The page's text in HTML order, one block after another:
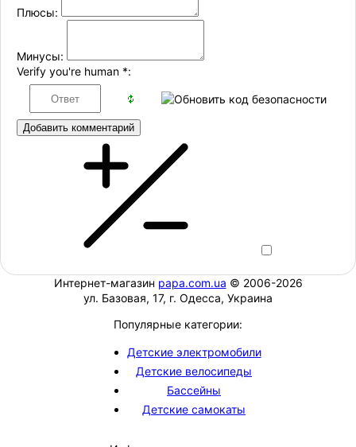
Плюсы:
Минусы:
Verify you're human *:
Добавить комментарий
Интернет-магазин papa.com.ua © 2006-2026
ул. Базовая, 17, г. Одесса, Украина
Популярные категории:
Детские электромобили
Детские велосипеды
Бассейны
Детские самокаты